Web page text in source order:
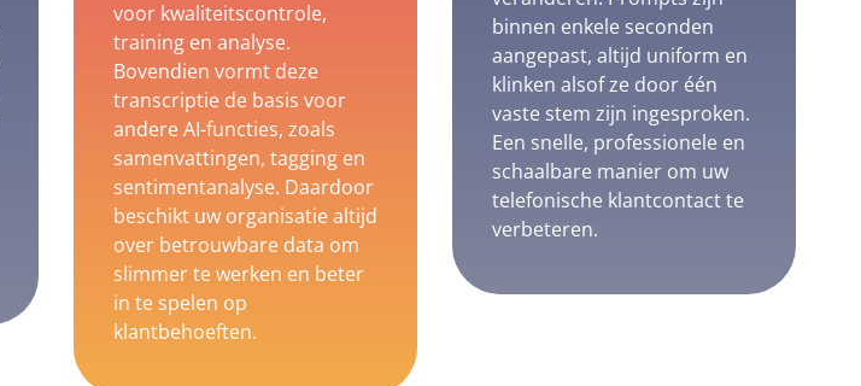
voor kwaliteitscontrole,
training en analyse.
Bovendien vormt deze
transcriptie de basis voor
andere AI-functies, zoals
samenvattingen, tagging en
sentimentanalyse. Daardoor
beschikt uw organisatie altijd
over betrouwbare data om
slimmer te werken en beter
in te spelen op
klantbehoeften.
binnen enkele seconden
aangepast, altijd uniform en
klinken alsof ze door één
vaste stem zijn ingesproken.
Een snelle, professionele en
schaalbare manier om uw
telefonische klantcontact te
verbeteren.